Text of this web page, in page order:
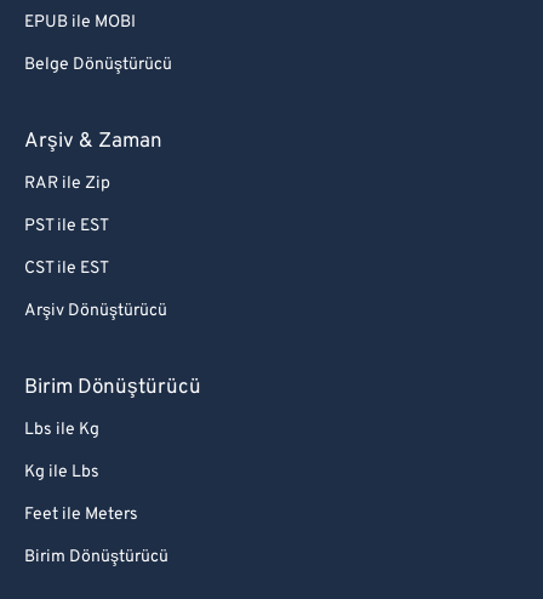
EPUB ile MOBI
Belge Dönüştürücü
Arşiv & Zaman
RAR ile Zip
PST ile EST
CST ile EST
Arşiv Dönüştürücü
Birim Dönüştürücü
Lbs ile Kg
Kg ile Lbs
Feet ile Meters
Birim Dönüştürücü